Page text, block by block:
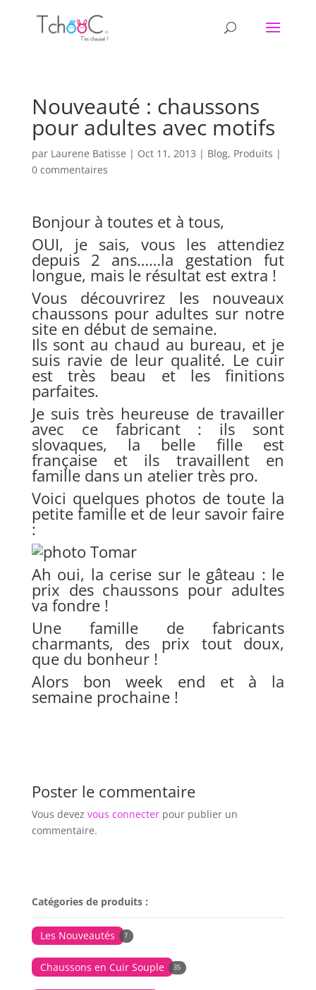
Nouveauté : chaussons
pour adultes avec motifs
par Laurene Batisse | Oct 11, 2013 | Blog, Produits |
0 commentaires
Bonjour à toutes et à tous,
OUI, je sais, vous les attendiez
depuis 2 ans……la gestation fut
longue, mais le résultat est extra !
Vous découvrirez les nouveaux
chaussons pour adultes sur notre
site en début de semaine.
Ils sont au chaud au bureau, et je
suis ravie de leur qualité. Le cuir
est très beau et les finitions
parfaites.
Je suis très heureuse de travailler
avec ce fabricant : ils sont
slovaques, la belle fille est
française et ils travaillent en
famille dans un atelier très pro.
Voici quelques photos de toute la
petite famille et de leur savoir faire
:
Ah oui, la cerise sur le gâteau : le
prix des chaussons pour adultes
va fondre !
Une famille de fabricants
charmants, des prix tout doux,
que du bonheur !
Alors bon week end et à la
semaine prochaine !
Poster le commentaire
Vous devez vous connecterpour publier un
commentaire.
Catégories de produits :
Les Nouveautés 7
Chaussons en Cuir Souple 35